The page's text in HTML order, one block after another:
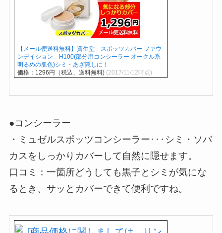
【メール便送料無料】資生堂 スポッツカバー ファウ
ンデイション H100(部分用コンシーラー オークル系
明るめの肌色)シミ・あざ隠しに！
価格：1296円（税込、送料無料) (2017/11/12時点)
●コンシーラー
・ミュゼルスポッツコンシーラー･･･シミ・ソバ
カスをしっかりカバーして自然に隠せます。
口コミ：一箇所どうしても黒子とシミが気にな
るとき、サッとカバーできて便利ですね。